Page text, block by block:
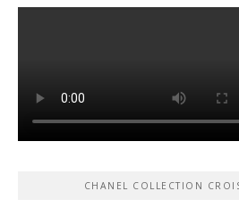
CHANEL COLLECTION